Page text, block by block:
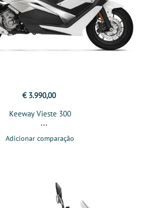
€ 3.990,00
Keeway Vieste 300
Adicionar comparação